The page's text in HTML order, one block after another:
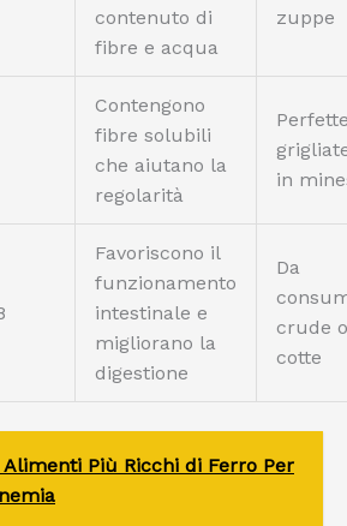
contenuto di
fibre e acqua
zuppe
Contengono
fibre solubili
che aiutano la
regolarità
in
Favoriscono il
funzionamento
intestinale e
migliorano la
digestione
Da
crude o
cotte
Alimenti Più Ricchi di Ferro Per